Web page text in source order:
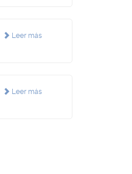
Leer más
Leer más